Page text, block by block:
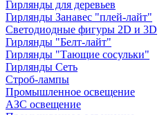
Гирлянды для деревьев
Гирлянды Занавес "плей-лайт"
Светодиодные фигуры 2D и 3D
Гирлянды "Белт-лайт"
Гирлянды "Тающие сосульки"
Гирлянды Сеть
Строб-лампы
Промышленное освещение
АЗС освещение